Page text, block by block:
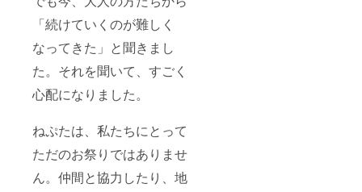
「続けていくのが難しく
なってきた」と聞きまし
た。それを聞いて、すごく
心配になりました。
ねぷたは、私たちにとって
ただのお祭りではありませ
ん。仲間と協力したり、地